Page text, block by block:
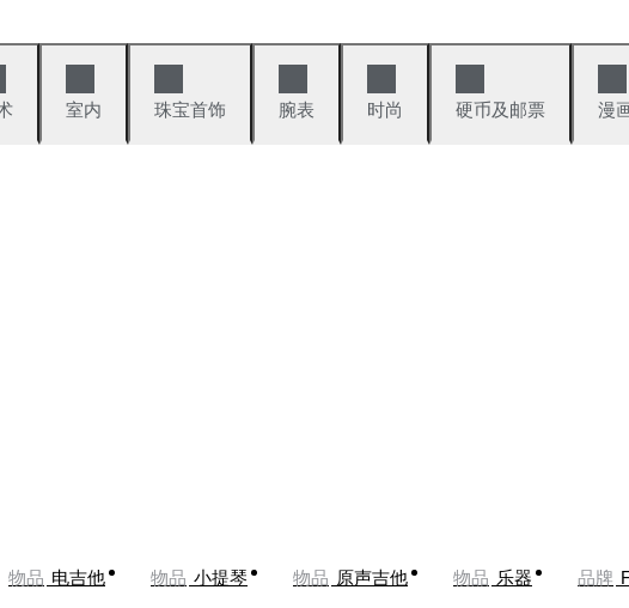
室内 珠宝首饰 腕表 时尚 硬币及邮票 漫
物品 电吉他 物品 小提琴 物品 原声吉他 物品 乐器 品牌